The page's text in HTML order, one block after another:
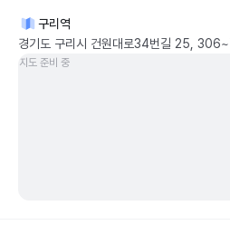
구리역
경기도 구리시 건원대로34번길 25,
지도 준비 중